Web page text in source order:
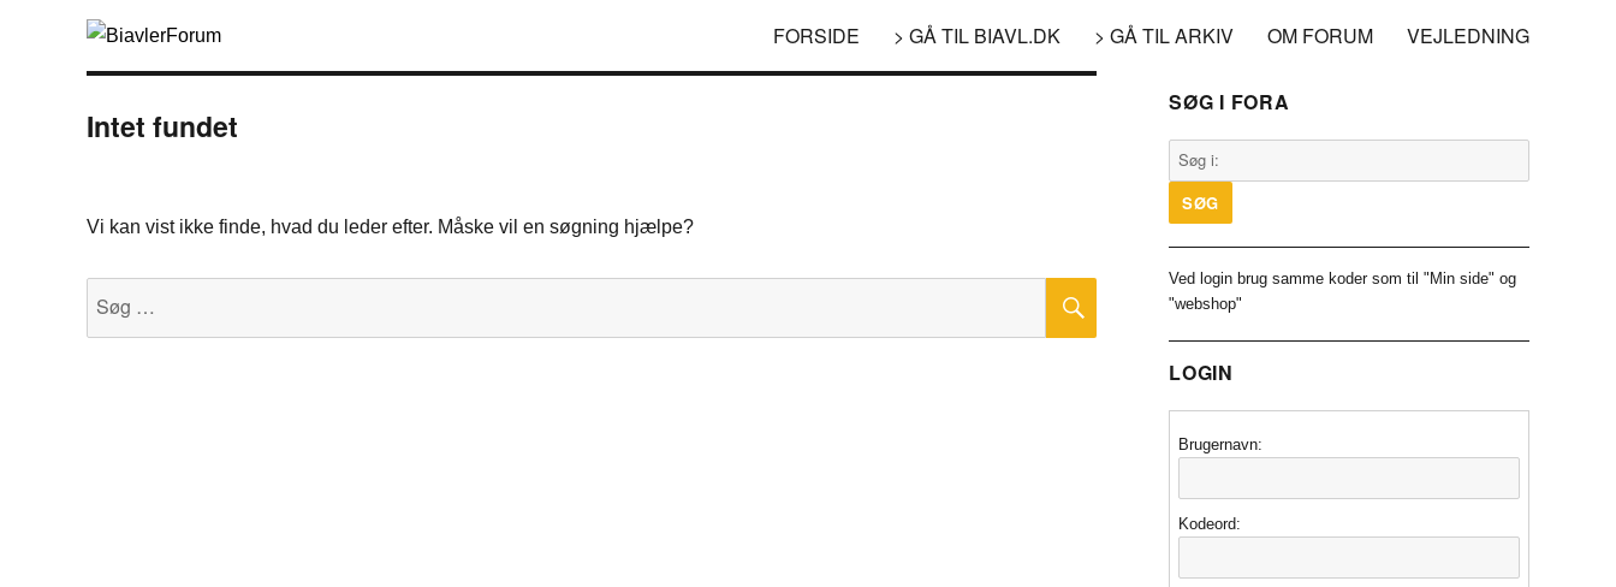
FORSIDE > GÅ TIL BIAVL.DK > GÅ TIL ARKIV OM FORUM VEJLEDNING
Intet fundet
Vi kan vist ikke finde, hvad du leder efter. Måske vil en søgning hjælpe?
SØG I FORA
Ved login brug samme koder som til "Min side" og
"webshop"
LOGIN
Brugernavn:
Kodeord: